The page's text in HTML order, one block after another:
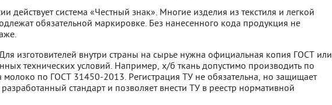
действует система «Честный знак». Многие изделия из текстиля и легкой
обязательной маркировке. Без нанесенного кода продукция не
изготовителей внутри страны на сырье нужна официальная копия ГОСТ или
технических условий. Например, х/б ткань допустимо производить по
по ГОСТ 31450-2013. Регистрация ТУ не обязательна, но защищает
стандарт и позволяет внести ТУ в реестр нормативной